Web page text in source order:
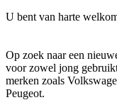
U bent van harte
Op zoek naar een
voor zowel jong
merken zoals
Peugeot.